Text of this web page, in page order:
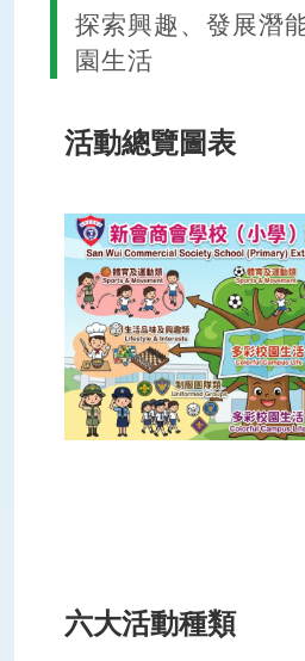
探索興趣、發展潛
園生活
活動總覽圖表
六大活動種類